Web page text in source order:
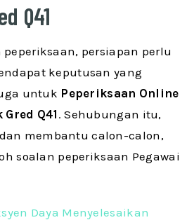
Q41
persiapan perlu
keputusan yang
untuk Peperiksaan Online
Q41 . Sehubungan itu,
membantu calon-calon,
soalan peperiksaan Pegawai
Daya Menyelesaikan